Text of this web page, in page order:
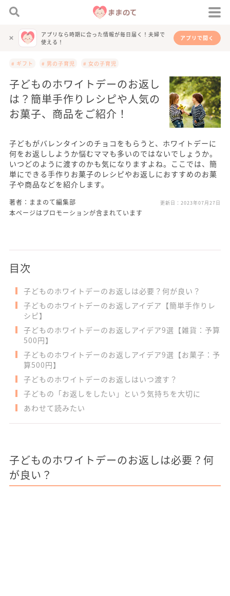
アプリなら時期に合った情報が毎日届く！夫婦で
使える！
アプリで開く
# ギフト # 男の子育児 # 女の子育児
子どものホワイトデーのお返し
は？簡単手作りレシピや人気の
お菓子、商品をご紹介！
子どもがバレンタインのチョコをもらうと、ホワイトデーに
何をお返ししようか悩むママも多いのではないでしょうか。
いつどのように渡すのかも気になりますよね。ここでは、簡
単にできる手作りお菓子のレシピやお返しにおすすめのお菓
子や商品などを紹介します。
著者：ままのて編集部 更新日： 2023年07月27日
本ページはプロモーションが含まれています
目次
子どものホワイトデーのお返しは必要？何が良い？
子どものホワイトデーのお返しアイデア【簡単手作りレ
シピ】
子どものホワイトデーのお返しアイデア9選【雑貨：予算
500円】
子どものホワイトデーのお返しアイデア9選【お菓子：予
算500円】
子どものホワイトデーのお返しはいつ渡す？
子どもの「お返しをしたい」という気持ちを大切に
あわせて読みたい
子どものホワイトデーのお返しは必要？何
が良い？